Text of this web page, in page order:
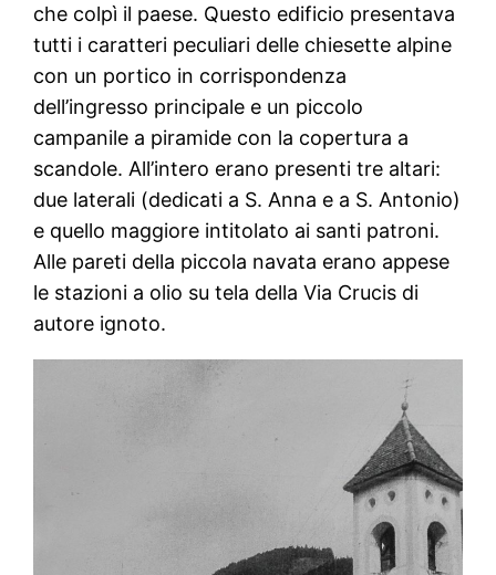
che colpì il paese. Questo edificio presentava
tutti i caratteri peculiari delle chiesette alpine
con un portico in corrispondenza
dell’ingresso principale e un piccolo
campanile a piramide con la copertura a
scandole. All’intero erano presenti tre altari:
due laterali (dedicati a S. Anna e a S. Antonio)
e quello maggiore intitolato ai santi patroni.
Alle pareti della piccola navata erano appese
le stazioni a olio su tela della Via Crucis di
autore ignoto.